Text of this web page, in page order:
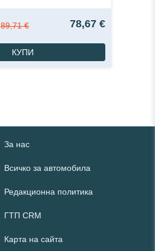
89,71 € 78,67 €
КУПИ
За нас
Всичко за автомобила
Редакционна политика
ГТП CRM
Карта на сайта